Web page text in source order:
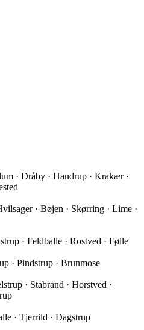
· Dråby · Handrup · Krakær ·
· Bøjen · Skørring · Lime ·
· Feldballe · Rostved · Følle
· Pindstrup · Brunmose
· Stabrand · Horstved ·
· Tjerrild · Dagstrup